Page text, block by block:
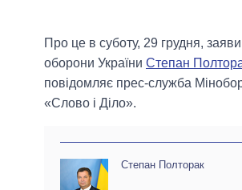
Про це в суботу, 29 грудня,
оборони України Степан
повідомляє прес-служба
«Слово і Діло».
Степан Полторак